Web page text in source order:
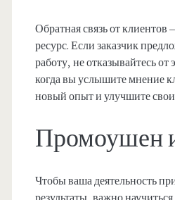
Обратная связь от клиентов
ресурс. Если заказчик
работу, не отказывайтесь от
когда вы услышите мнение
новый опыт и улучшите
Промоушен
Чтобы ваша деятельность